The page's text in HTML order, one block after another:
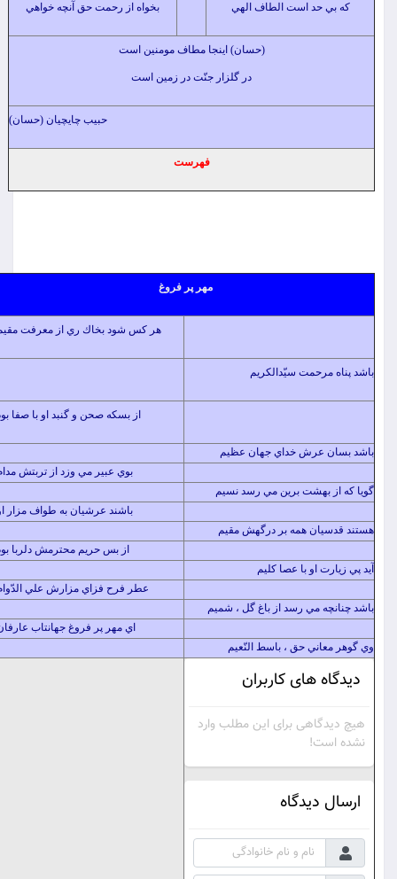
حد است الطاف الهي بخواه از رحمت حق آنچه خواهي
(حسان) اينجا مطاف مومنين است
در گلزار جنّت در زمين است
حبیب چایچیان (حسان)
هر كس شود بخاك ري از معرفت مقيم
سيّدالكريم
از بسكه صحن و گنبد او با صفا بود
عرش خداي جهان عظيم
بوي عبير مي وزد از تربتش مدام
بهشت برين مي رسد نسيم
باشند عرشيان به طواف مزار او
همه بر درگهش مقيم
از بس حريم محترمش دلربا بود
او با عصا كليم
عطر فرح فزاي مزارش علي الدّوام
مي رسد از باغ گل ، شميم
اي مهر پر فروغ جهانتاب عارفان
حق ، باسط النّعيم
های کاربران
برای این مطلب وارد